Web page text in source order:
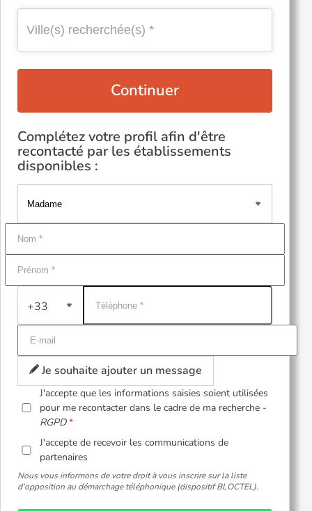
Continuer
Complétez votre profil afin d'être
recontacté par les établissements
disponibles :
+33
Je souhaite ajouter un message
J'accepte que les informations saisies soient utilisées
pour me recontacter dans le cadre de ma recherche -
RGPD
J'accepte de recevoir les communications de
partenaires
Nous vous informons de votre droit à vous inscrire sur la liste
d'opposition au démarchage téléphonique (dispositif BLOCTEL).